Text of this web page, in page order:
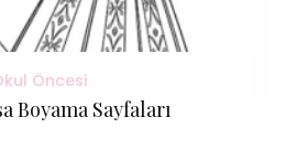
Öncesi
Boyama Sayfaları